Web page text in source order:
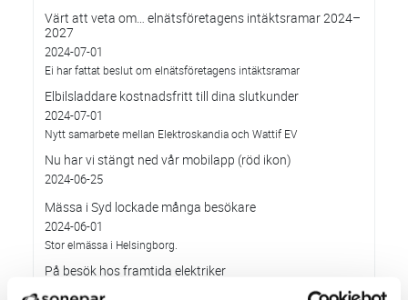
Värt att veta om… elnätsföretagens intäktsramar 2024–
2027
2024-07-01
Ei har fattat beslut om elnätsföretagens intäktsramar
Elbilsladdare kostnadsfritt till dina slutkunder
2024-07-01
Nytt samarbete mellan Elektroskandia och Wattif EV
Nu har vi stängt ned vår mobilapp (röd ikon)
2024-06-25
Mässa i Syd lockade många besökare
2024-06-01
Stor elmässa i Helsingborg.
På besök hos framtida elektriker